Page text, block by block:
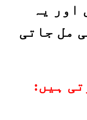
اور یہ
مل جاتی